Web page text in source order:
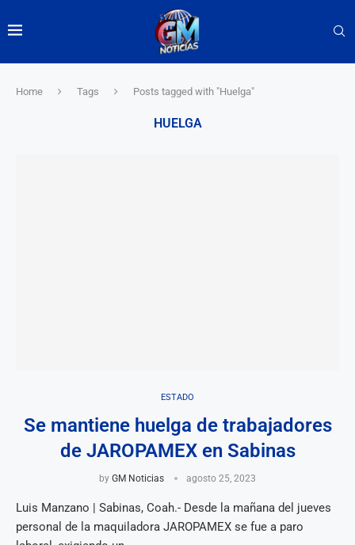
Home Tags Posts tagged with "Huelga"
HUELGA
ESTADO
Se mantiene huelga de trabajadores
de JAROPAMEX en Sabinas
by GM Noticias agosto 25, 2023
Luis Manzano | Sabinas, Coah.- Desde la mañana del jueves
personal de la maquiladora JAROPAMEX se fue a paro